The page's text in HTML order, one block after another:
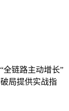
全链路主动增长”
局提供实战指